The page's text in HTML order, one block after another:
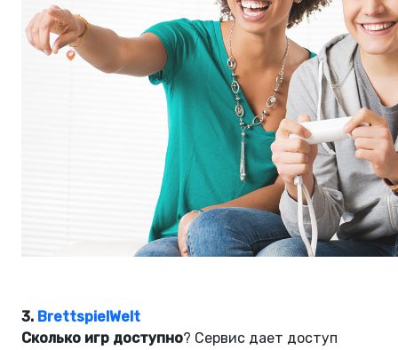
3. BrettspielWelt
Сколько игр доступно? Сервис дает доступ